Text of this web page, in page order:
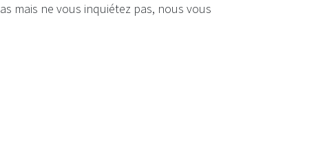
mais ne vous inquiétez pas, nous vous